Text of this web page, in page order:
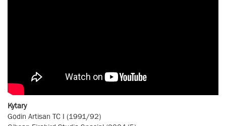
Kytary
Godin Artisan TC I (1991/92)